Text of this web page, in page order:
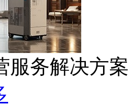
服务解决方案